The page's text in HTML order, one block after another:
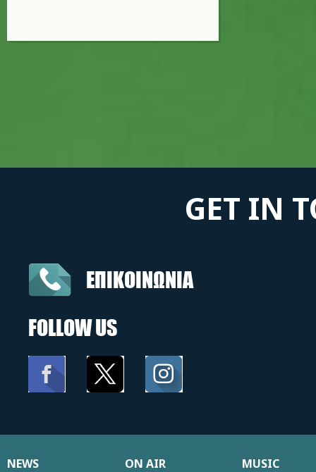
GET IN
ΕΠΙΚΟΙΝΩΝΙΑ
FOLLOW US
NEWS ON AIR
MUSIC